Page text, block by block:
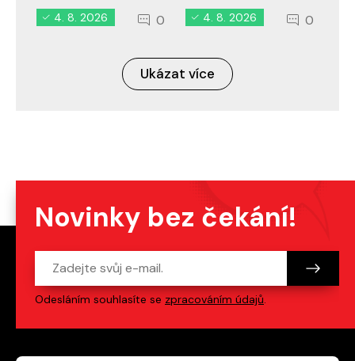
4. 8. 2026 0 4. 8. 2026 0
Ukázat více
Novinky bez čekání!
Odesláním souhlasíte se zpracováním údajů.